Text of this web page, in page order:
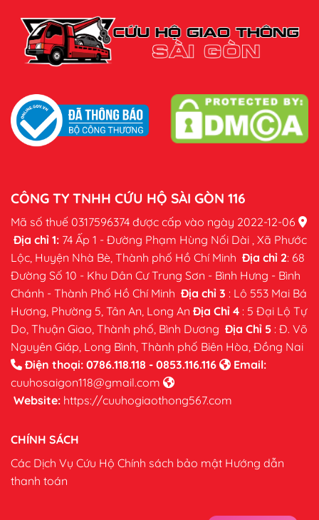
CÔNG TY TNHH CỨU HỘ SÀI GÒN 116
Mã số thuế 0317596374 được cấp vào ngày 2022-12-06
Địa chỉ 1: 74 Ấp 1 - Đường Phạm Hùng Nối Dài , Xã Phước
Lộc, Huyện Nhà Bè, Thành phố Hồ Chí Minh Địa chỉ 2: 68
Đường Số 10 - Khu Dân Cư Trung Sơn - Bình Hưng - Bình
Chánh - Thành Phố Hồ Chí Minh Địa chỉ 3 : Lô 553 Mai Bá
Hương, Phường 5, Tân An, Long An Địa Chỉ 4 : 5 Đại Lộ Tự
Do, Thuận Giao, Thành phố, Bình Dương Địa Chỉ 5 : Đ. Võ
Nguyên Giáp, Long Bình, Thành phố Biên Hòa, Đồng Nai
Điện thoại: 0786.118.118 - 0853.116.116
Email:
cuuhosaigon118@gmail.com
Website: https://cuuhogiaothong567.com
CHÍNH SÁCH
Các Dịch Vụ Cứu Hộ Chính sách bảo mật Hướng dẫn
thanh toán